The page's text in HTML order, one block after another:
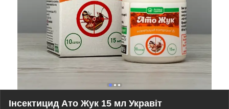
Інсектицид Ато Жук 15 мл Укравіт